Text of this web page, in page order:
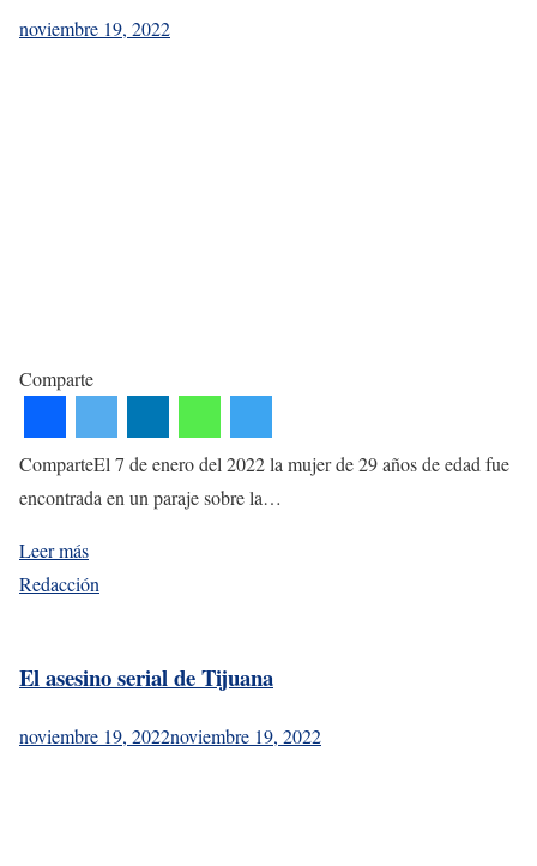
noviembre 19, 2022
Comparte
ComparteEl 7 de enero del 2022 la mujer de 29 años de edad fue
encontrada en un paraje sobre la…
Leer más
Redacción
El asesino serial de Tijuana
noviembre 19, 2022noviembre 19, 2022